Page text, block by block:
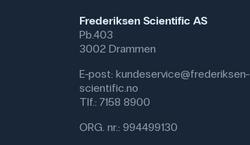
Frederiksen Scientific AS
Pb.403
3002 Drammen
E-post: kundeservice@frederiksen-
scientific.no
Tlf.: 7158 8900
ORG. nr.: 994499130